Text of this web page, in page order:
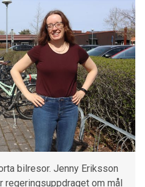
bilresor. Jenny Eriksson
regeringsuppdraget om mål